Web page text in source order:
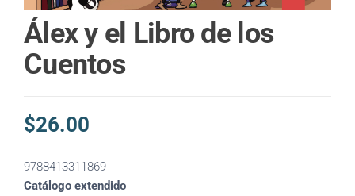
Álex y el Libro de los
Cuentos
$26.00
9788413311869
Catálogo extendido